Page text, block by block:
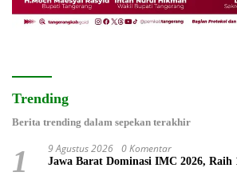
Trending
Berita trending dalam sepekan terakhir
1 9 Agustus 2026 0 Komentar
Jawa Barat Dominasi IMC 2026, Raih